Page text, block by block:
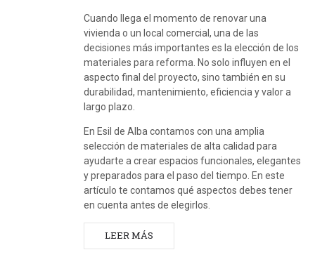
Cuando llega el momento de renovar una
vivienda o un local comercial, una de las
decisiones más importantes es la elección de los
materiales para reforma. No solo influyen en el
aspecto final del proyecto, sino también en su
durabilidad, mantenimiento, eficiencia y valor a
largo plazo.
En Esil de Alba contamos con una amplia
selección de materiales de alta calidad para
ayudarte a crear espacios funcionales, elegantes
y preparados para el paso del tiempo. En este
artículo te contamos qué aspectos debes tener
en cuenta antes de elegirlos.
LEER MÁS